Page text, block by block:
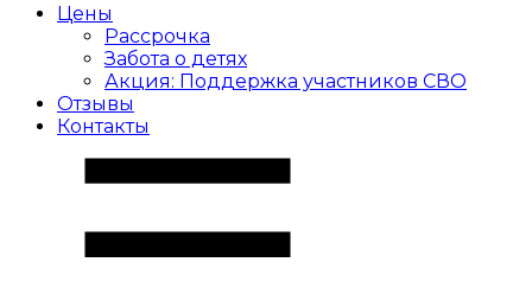
Цены
Рассрочка
Забота о детях
Акция: Поддержка участников СВО
Отзывы
Контакты